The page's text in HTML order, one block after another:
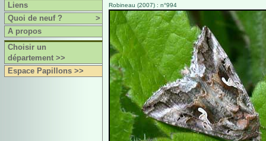
Liens
Quoi de neuf ?
>
A propos
Choisir un
département >>
Espace Papillons >>
Robineau (2007) : n°994